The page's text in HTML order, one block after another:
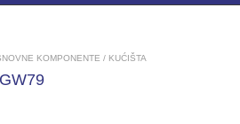
KOMPONENTE / KUĆIŠTA